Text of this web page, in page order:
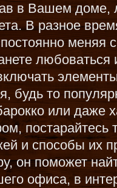
в Вашем
В разное
меняя
будь то
или даже
постарайтесь
и способы их
он поможет
офиса, в